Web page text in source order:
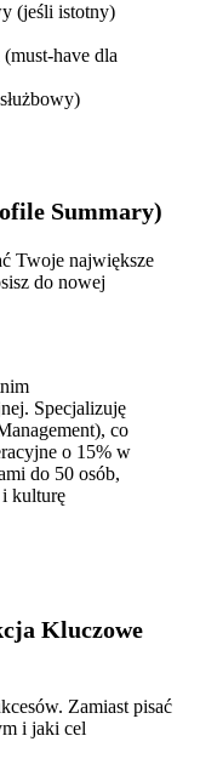
(jeśli istotny)
have dla
Summary)
Twoje największe
do nowej
Specjalizuję
co
o 15% w
do 50 osób,
i kulturę
Kluczowe
Zamiast pisać
i jaki cel